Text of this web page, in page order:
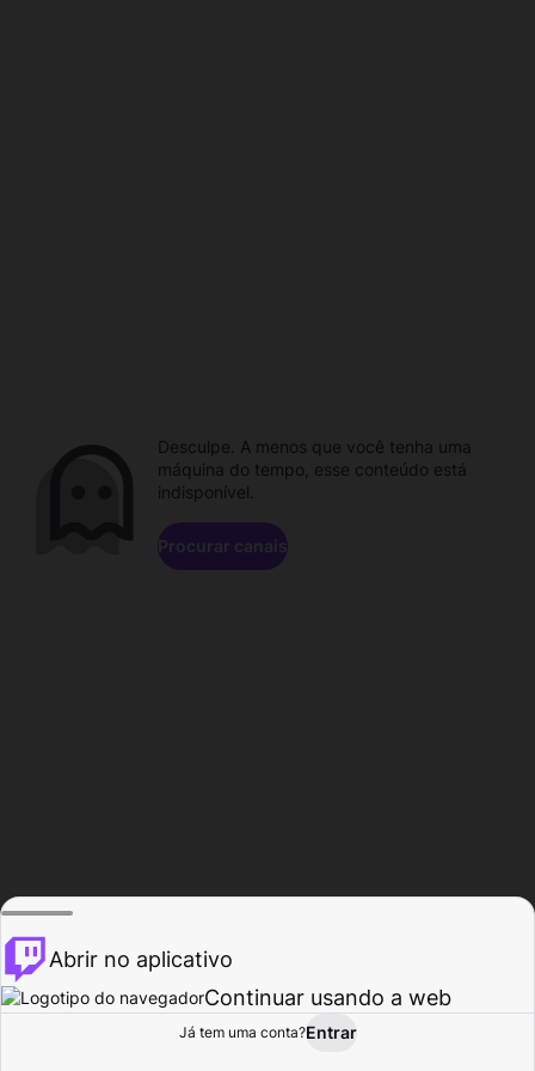
Procurar Atividade
Desculpe. A menos que você tenha uma
máquina do tempo, esse conteúdo está
indisponível.
Procurar canais
Abrir no aplicativo
Continuar usando a web
Já tem uma conta?Entrar